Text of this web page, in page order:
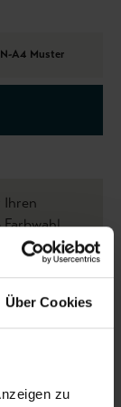
Über Cookies
zu
A4 Muster
Ihren
mit
Sie uns